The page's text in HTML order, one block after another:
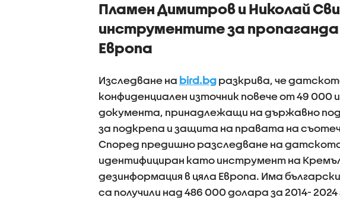
Пламен Димитров и Николай
инструментите за пропаганда
Европа
Изследване на bird.bgразкрива, че
конфиденциален източник повече от 49 000
документа, принадлежащи на държавно
за подкрепа и защита на правата на
Според предишно разследване на
идентифициран като инструмент на
дезинформация в цяла Европа. Има
са получили над 486 000 долара за 2014- 2024